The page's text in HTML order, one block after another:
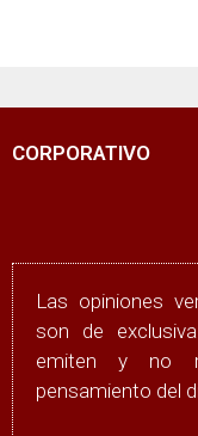
CORPORATIVO
Las opiniones
son de
emiten y no
pensamiento del